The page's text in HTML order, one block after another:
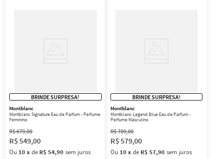
BRINDE SURPRESA!
Montblanc
Montblanc Signature Eau de Parfum - Perfume
Feminino
R$679,00
R$549,00
Ou 10xde R$ 54,90 sem juros
BRINDE SURPRESA!
Montblanc
Montblanc Legend Blue Eau de Parfum -
Perfume Masculino
R$709,00
R$579,00
Ou 10 xde R$ 57,90 sem juros